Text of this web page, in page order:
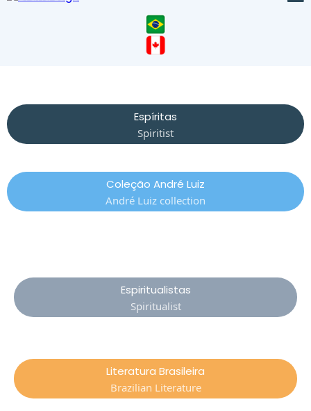
Espíritas
Spiritist
Coleção André Luiz
André Luiz collection
Espiritualistas
Spiritualist
Literatura Brasileira
Brazilian Literature